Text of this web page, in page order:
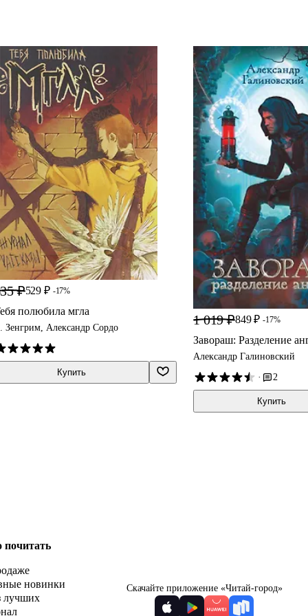
₽529 ₽ -17%
полюбила мгла
Зенгрим, Александр Сордо
Купить
1 019 ₽849 ₽ -17%
Завораш: Разделение
Александр Галиновский
·
2
Купить
почитать
новинки
лучших
Скачайте приложение «Читай-город»